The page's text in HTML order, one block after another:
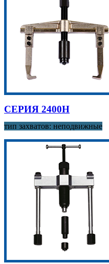
СЕРИЯ 2400H
тип захватов: неподвижные